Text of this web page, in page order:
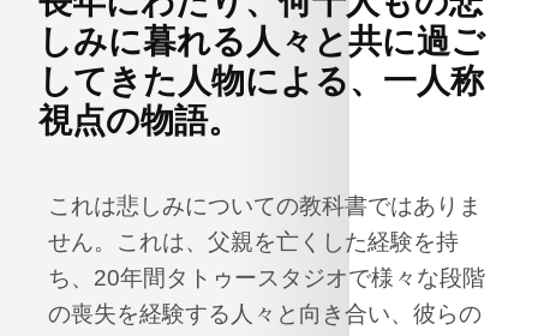
しみに暮れる人々と共に過ご
してきた人物による、一人称
視点の物語。
これは悲しみについての教科書ではありま
せん。これは、父親を亡くした経験を持
ち、20年間タトゥースタジオで様々な段階
の喪失を経験する人々と向き合い、彼らの